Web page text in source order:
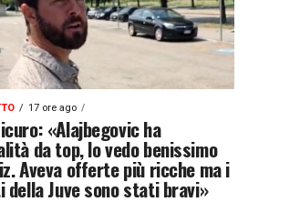
17 ore ago
«Alajbegovic ha
da top, lo vedo benissimo
Aveva offerte più ricche ma i
della Juve sono stati bravi»